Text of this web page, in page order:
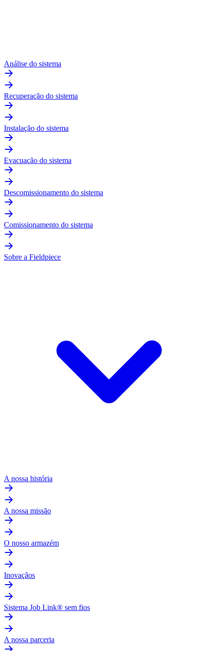
Análise do sistema
Recuperação do sistema
Instalação do sistema
Evacuação do sistema
Descomissionamento do sistema
Comissionamento do sistema
Sobre a Fieldpiece
A nossa história
A nossa missão
O nosso armazém
Inovaçãos
Sistema Job Link® sem fios
A nossa parceria